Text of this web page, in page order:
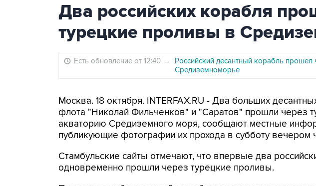
Два российских корабля
турецкие проливы в
Есть обновление от 12:40 →
Российский десантный корабль прошел
Средиземноморье
Москва. 18 октября. INTERFAX.RU - Два больших
флота "Николай Фильченков" и "Саратов" прошли через
акваторию Средиземного моря, сообщают местные
публикующие фотографии их прохода в субботу вечером
Стамбульские сайты отмечают, что впервые два
одновременно прошли через турецкие проливы.